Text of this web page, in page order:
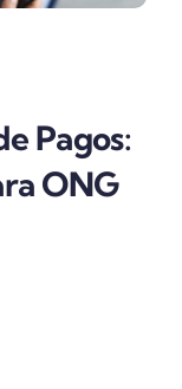
Pagos:
ONG